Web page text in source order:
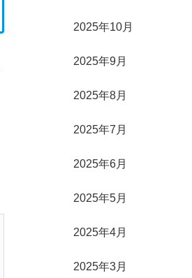
2025年10月
2025年9月
2025年8月
2025年7月
2025年6月
2025年5月
2025年4月
2025年3月